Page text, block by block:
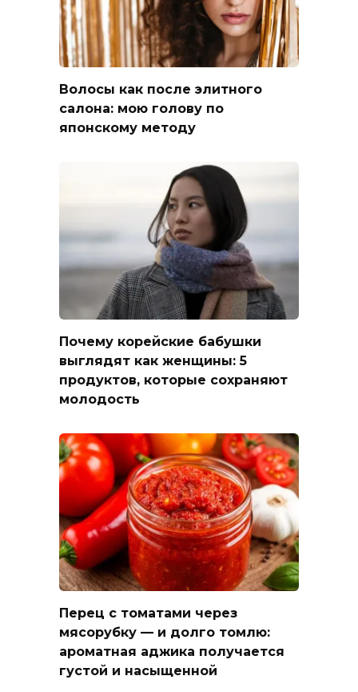
Волосы как после элитного
салона: мою голову по
японскому методу
Почему корейские бабушки
выглядят как женщины: 5
продуктов, которые сохраняют
молодость
Перец с томатами через
мясорубку — и долго томлю:
ароматная аджика получается
густой и насыщенной